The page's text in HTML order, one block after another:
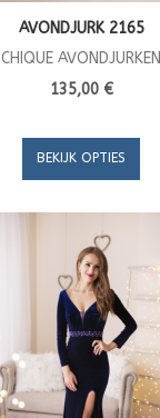
AVONDJURK 2165
CHIQUE AVONDJURKEN
135,00 €
BEKIJK OPTIES